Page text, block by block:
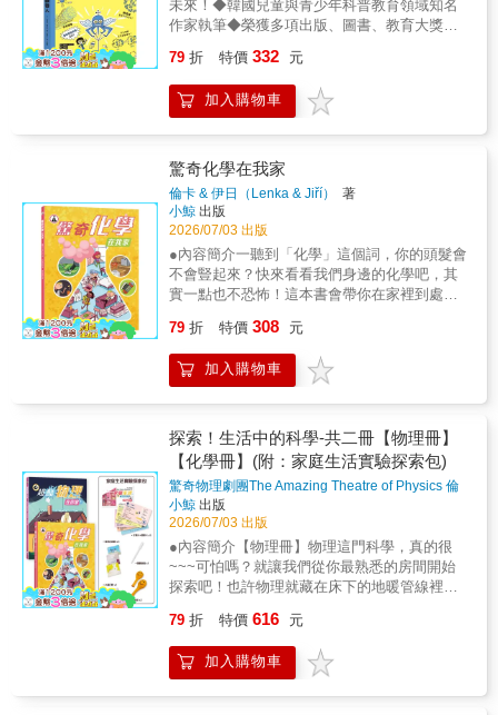
核心素養：想像創造。●學習領域：自然科學、
科技、系統思考與解決問題、規劃執行與創新
應變、科技資訊與媒體素養。【適讀年齡】◎
★2019、2020、2023年榮獲「世宗圖書」入選
★2021、2022、2023年榮獲韓國「幸福的晨
讀」閱讀運動推薦書★2021年榮獲韓國「年度
環境書」入選★2019、2021年榮獲「書種子
（???）」推薦★2021年榮獲韓國「學校圖書館
司書協議會」推薦★2021年榮獲韓國「兒童圖
「Hanuri（???）」必讀書單入選【閱讀指標】
關鍵字：#科學 #科技 #科普 #科學教育 #科技
教育 #想像力 #新材料 #未來 #兒童科普●教育
議題：資訊教育、科技教育、能源教育、國際
教育、閱讀素養。●核心素養：想像創造。●學
習領域：自然科學、科技、系統思考與解決問
題、規劃執行與創新應變、科技資訊與媒體素
養。【適讀年齡】◎適合8-12歲自主閱讀。
特色】1.小學生也能輕鬆理解科學知識，不僅
是教科書也是故事書 由韓國兒童與青少年
科普教育領域的知名作家──金成花、權秀珍執
「故事化」，變成孩子能理解的有趣科學。2.
跟上AI世代的腳步，了解科學的發展過程與趨
勢 以過程導向（process-based）方式撰寫，
理的重要性。3.科學知識x趣味插圖x延伸提問x
多方位思考 涵蓋20個科學重點主題，搭配
鮮豔插圖與趣味四格漫畫，帶領孩子從多方位
深入思考，探索宇宙與未來科技的新知。【獲
獎紀錄】★2019年榮獲「出版人會議優秀編輯
圖書獎」★2019年榮獲「《少年韓國》優秀兒
童圖書」★2019、2020、2023年榮獲「世宗圖
福的晨讀」閱讀運動推薦書★2021年榮獲韓國
「年度環境書」入選★2019、2021年榮獲「書
種子（???）」推薦★2021年榮獲韓國「學校圖
Soluny（???）」入選★2022-2024年榮獲
「Hanuri（???）」必讀書單入選【閱讀指標】
關鍵字：#科學 #科技 #科普 #科學教育 #科技
教育 #想像力 #氣候 #全球暖化 #未來 #兒童科
普●教育議題：資訊教育、科技教育、能源教
育、國際教育、閱讀素養。●核心素養：想像創
造。●學習領域：自然科學、科技、系統思考與
解決問題、規劃執行與創新應變、科技資訊與
媒體素養。【適讀年齡】◎適合8-12歲自主閱
讀。
未來！◆韓國兒童與青少年科普教育領域知名
作家執筆◆榮獲多項出版、圖書、教育大獎與
事簡介】取代人類工作的聰明分子機器的世界
即將到來！未來，每個家庭都會有一台萬能組
裝機，奈米機器人大軍來襲！科學家發現，宇
祕密，人們嘗試逐一操控最小單位──原子，並
開啟了通往「奈米世界」的道路。【本系列特
色】1.小學生也能輕鬆理解科學知識，不僅是
教科書也是故事書 由韓國兒童與青少年科
普教育領域的知名作家──金成花、權秀珍執
筆。從科學而非幻想切入，把複雜的科學知識
「故事化」，變成孩子能理解的有趣科學。2.
跟上AI世代的腳步，了解科學的發展過程與趨
勢 以過程導向（process-based）方式撰寫，
理的重要性。3.科學知識x趣味插圖x延伸提問x
多方位思考 涵蓋20個科學重點主題，搭配
鮮豔插圖與趣味四格漫畫，帶領孩子從多方位
獎紀錄】★2019年榮獲「出版人會議優秀編輯
圖書獎」★2019年榮獲「《少年韓國》優秀兒
童圖書」★2019、2020、2023年榮獲「世宗圖
書」入選★2021、2022、2023年榮獲韓國「幸
福的晨讀」閱讀運動推薦書★2021年榮獲韓國
「年度環境書」入選★2019、2021年榮獲「書
種子（???）」推薦★2021年榮獲韓國「學校圖
書館司書協議會」推薦★2021年榮獲韓國「兒
Soluny（???）」入選★2022-2024年榮獲
「Hanuri（???）」必讀書單入選【閱讀指標】
關鍵字：#科學 #科技 #科普 #科學教育 #科技
79 折 特價 332 元
加入購物車
驚奇化學在我家
倫卡 & 伊日（Lenka & Jiří）
著
小鯨 出版
2026/07/03 出版
●內容簡介一聽到「化學」這個詞，你的頭髮會
不會豎起來？快來看看我們身邊的化學吧，其
實一點也不恐怖！這本書會帶你在家裡到處探
學！你知道壁虎為什麼怕平底鍋嗎？廚房裡到
底藏了多少臭氣沖天的化學物質？還有，電池
為什麼會爆炸？我們會一起走進家裡的每個角
通都是化學的世界。透過這些超讚的實驗，你
不只會親手玩化學，還會驚訝地發現：這個神
奇世界的範圍，有夠大！內容含括了九年一貫
「自然與生活科技」學習領域中，關於化學的
基礎知識：原子和分子、化學反應、溫度、人
體、微生物、材料、大自然、氣體、食物、製
作過程等。●作者其它著作科學媽媽和孩子們的
生活探險
79 折 特價 308 元
加入購物車
探索！生活中的科學-共二冊【物理冊】
【化學冊】(附：家庭生活實驗探索包)
驚奇物理劇團The Amazing Theatre of Physics 倫
卡& 伊日Lenka Karpíšková & Jiří Vlach
小鯨 出版
2026/07/03 出版
●內容簡介【物理冊】物理這門科學，真的很
~~~可怕嗎？就讓我們從你最熟悉的房間開始
探索吧！也許物理就藏在床下的地暖管線裡，
跳電的配電箱……到底為什麼會這樣呢？不管
物理是像磁鐵一樣吸引你，還是讓你緊張得想
躲到桌子底下，都別怕！這本書會告訴你，物
79 折 特價 616 元
加入購物車